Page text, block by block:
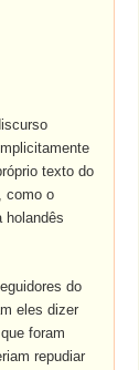
texto do
, como o
holandês
do
eles dizer
foram
repudiar